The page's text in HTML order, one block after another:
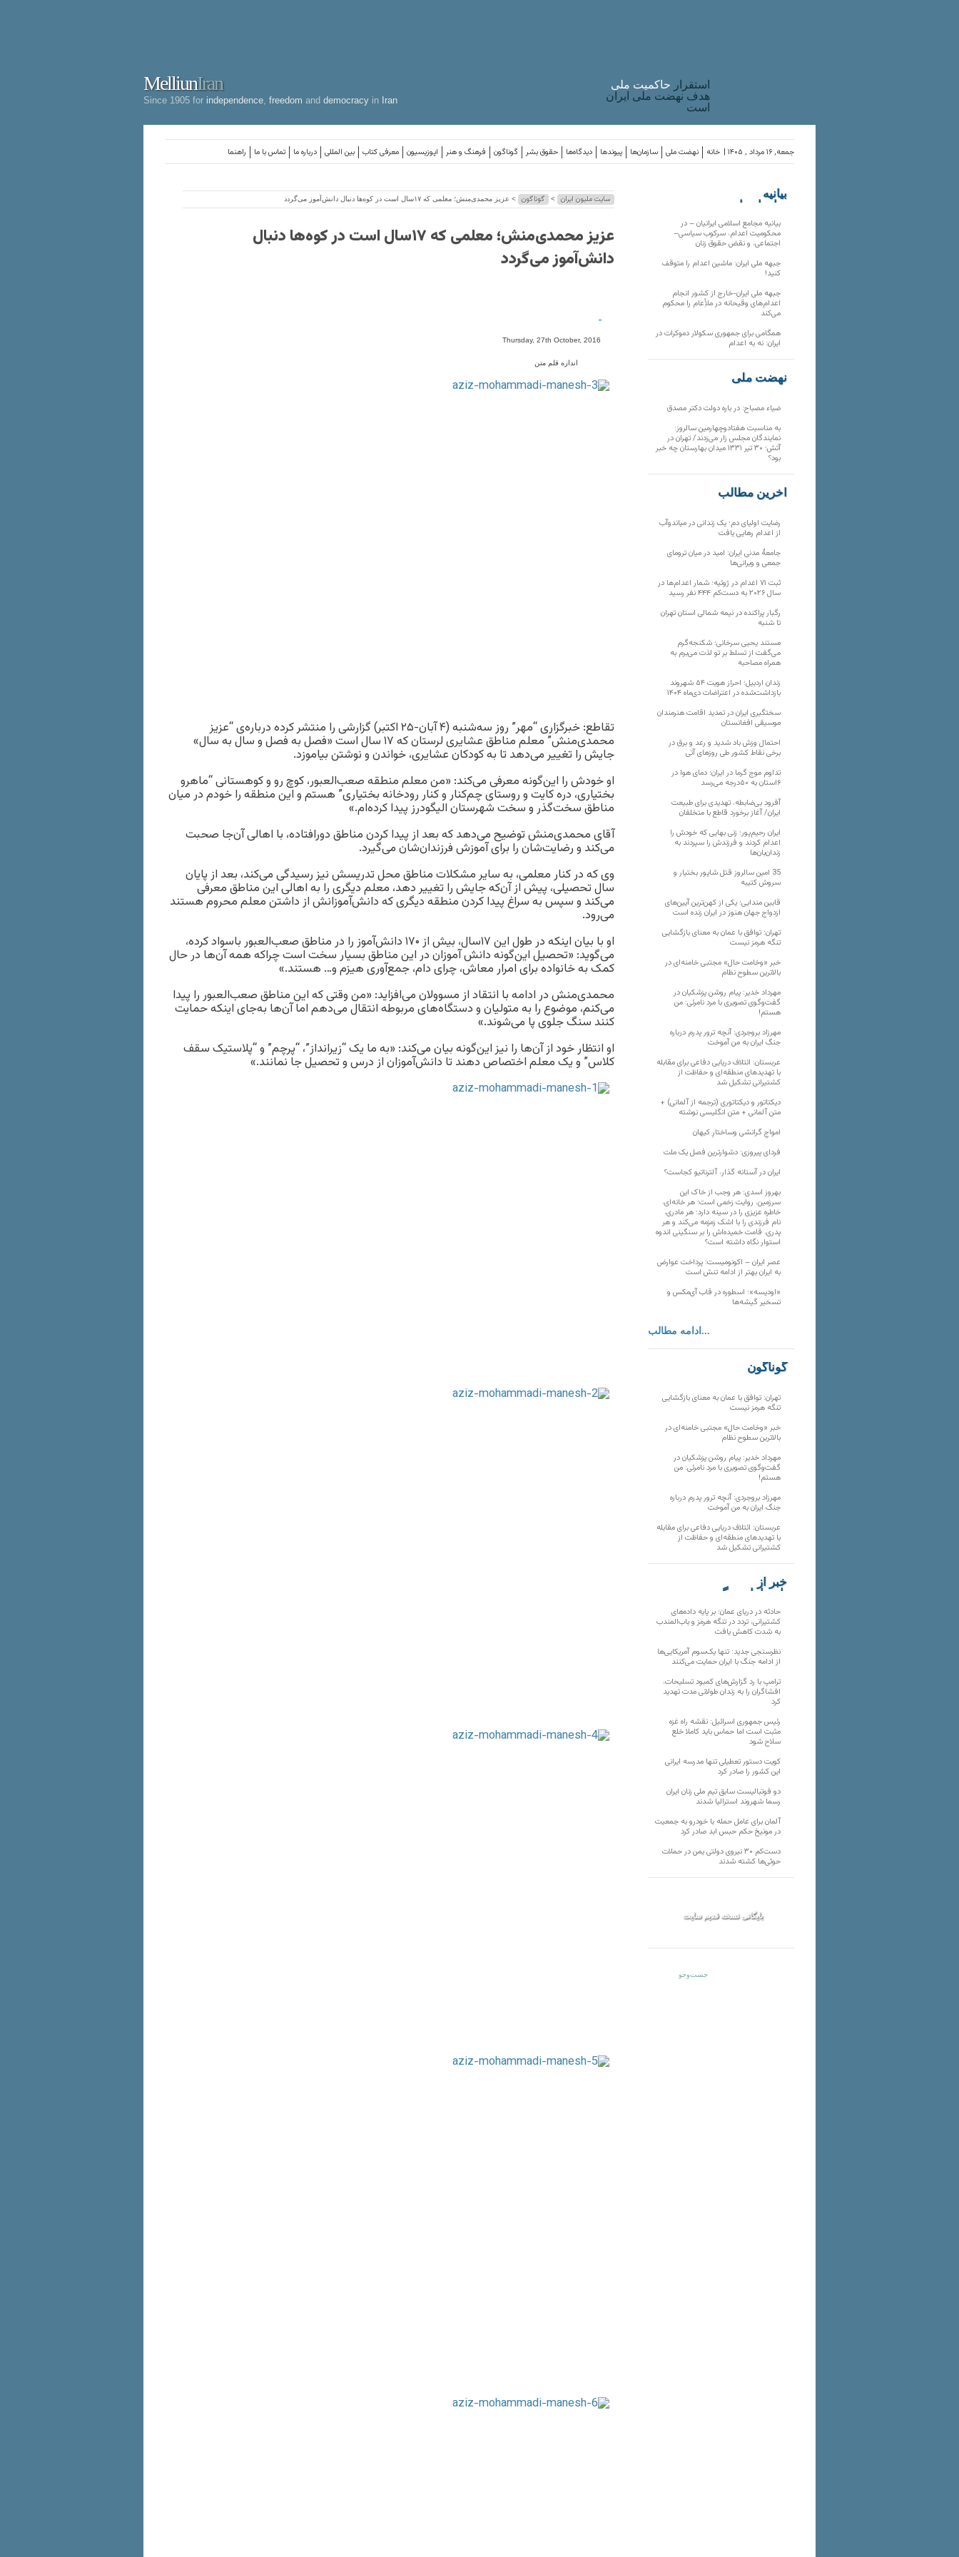
MelliunIran
Since 1905 for independence freedom and democracy in Iran
استقرار حاکميت ملی
هدف نهضت ملی ایران
است
راهنما تماس با ما درباره ما بین المللی معرفی کتاب اپوزیسیون فرهنگ و هنر گوناگون حقوق بشر دیدگاه‌ها پیوندها سازمان‌ها نهضت ملی خانه جمعه, ۱۶ مرداد , ۱۴۰۵ |
سایت ملیون ایران > گوناگون > عزیز محمدی‌منش؛ معلمی که ۱۷سال است در کوه‌ها دنبال دانش‌آموز می‌گردد
عزیز محمدی‌منش؛ معلمی که ۱۷سال است در کوه‌ها دنبال
دانش‌آموز می‌گردد
-
Thursday, 27th October, 2016
اندازه قلم متن
تقاطع: خبرگزاری “مهر” روز سه‌شنبه (۴ آبان-۲۵ اکتبر) گزارشی را منتشر کرده درباره‌ی “عزیز
محمدی‌منش” معلم مناطق عشایری لرستان که ۱۷ سال است «فصل به فصل و سال به سال»
جایش را تغییر می‌دهد تا به کودکان عشایری، خواندن و نوشتن بیاموزد.
او خودش را این‌گونه معرفی می‌کند: «من معلم منطقه صعب‌العبور، کوچ رو و کوهستانی “ماهرو
بختیاری، دره کایت و روستای چم‌کنار و کنار رودخانه بختیاری” هستم و این منطقه را خودم در میان
مناطق سخت‌گذر و سخت شهرستان الیگودرز پیدا کرده‌ام.»
آقای محمدی‌منش توضیح می‌دهد که بعد از پیدا کردن مناطق دورافتاده، با اهالی آن‌جا صحبت
می‌کند و رضایت‌شان را برای آموزش فرزندان‌شان می‌گیرد.
وی که در کنار معلمی، به سایر مشکلات مناطق محل تدریسش نیز رسیدگی می‌کند، بعد از پایان
سال تحصیلی، پیش از آن‌که جایش را تغییر دهد، معلم دیگری را به اهالی این مناطق معرفی
می‌کند و سپس به سراغ پیدا کردن منطقه دیگری که دانش‌آموزانش از داشتن معلم محروم هستند
می‌رود.
او با بیان اینکه در طول این ۱۷سال، بیش از ۱۷۰ دانش‌آموز را در مناطق صعب‌العبور باسواد کرده،
می‌گوید: «تحصیل این‌گونه دانش آموزان در این مناطق بسیار سخت است چراکه همه آن‌ها در حال
کمک به خانواده برای امرار معاش، چرای دام، جمع‌آوری هیزم و… هستند.»
محمدی‌منش در ادامه با انتقاد از مسوولان می‌افزاید: «من وقتی که این مناطق صعب‌العبور را پیدا
می‌کنم، موضوع را به متولیان و دستگاه‌های مربوطه انتقال می‌دهم اما آن‌ها به‌جای اینکه حمایت
کنند سنگ جلوی پا می‌شوند.»
او انتظار خود از آن‌ها را نیز این‌گونه بیان می‌کند: «به ما یک “زیرانداز”، “پرچم” و “پلاستیک سقف
کلاس” و یک معلم اختصاص دهند تا دانش‌آموزان از درس و تحصیل جا نمانند.»
بیانیه
سازمان‌های
بیانیه مجامع اسلامی ایرانیان – در
محکومیت اعدام، سرکوب سیاسی–
اجتماعی، و نقض حقوق زنان
جبهه ملی ایران: ماشین اعدام را متوقف
کنید!
جبهه ملی ایران-خارج از کشور انجام
اعدام‌های وقیحانه در ملأِعام را محکوم
می‌کند
همگامی برای جمهوری سکولار دموکرات در
ایران: نه به اعدام
نهضت ملی
ضیاء مصباح: در باره دولت دکتر مصدق
به مناسبت هفتادوچهارمین سالروز:
نمایندگان مجلس زار می‌زدند/ تهران در
آتش؛ ۳۰ تیر ۱۳۳۱ میدان بهارستان چه خبر
بود؟
آخرین مطالب
رضایت اولیای دم؛ یک زندانی در میاندوآب
از اعدام رهایی یافت
جامعهٔ مدنی ایران: امید در میان ترومای
جمعی و ویرانی‌ها
ثبت ۷۱ اعدام در ژوئیه؛ شمار اعدام‌ها در
سال ۲۰۲۶ به دست‌کم ۴۴۴ نفر رسید
رگبار پراکنده در نیمه شمالی استان تهران
تا شنبه
مستند یحیی سرخانی؛ شکنجه‌گرم
می‌گفت از تسلط بر تو لذت می‌برم به
همراه مصاحبه
زندان اردبیل؛ احراز هویت ۵۴ شهروند
بازداشت‌شده در اعتراضات دی‌ماه ۱۴۰۴
سختگیری ایران در تمدید اقامت هنرمندان
موسیقی افغانستان
احتمال وزش باد شدید و رعد و برق در
برخی نقاط کشور طی روزهای آتی
تداوم موج گرما در ایران؛ دمای هوا در
۶استان به ۵۰درجه می‌رسد
آفرود بی‌ضابطه، تهدیدی برای طبیعت
ایران/ آغاز برخورد قاطع با متخلفان
ایران رحیم‌پور؛ زنی بهایی که خودش را
اعدام کردند و فرزندش را سپردند به
زندان‌بان‌ها
35 امین سالروز قتل شاپور بختیار و
سروش کتیبه
قابین مندایی؛ یکی از کهن‌ترین آیین‌های
ازدواج جهان هنوز در ایران زنده است
تهران: توافق با عمان به معنای بازگشایی
تنگه هرمز نیست
خبر «وخامت حال» مجتبی خامنه‌ای در
بالاترین سطوح نظام
مهرداد خدیر: پیام روشن پزشکیان در
گفت‌و‌گوی تصویری با مرد نامرئی: من
هستم!
مهرزاد بروجردی: آنچه ترور پدرم درباره
جنگ ایران به من آموخت
عربستان: ائتلاف دریایی دفاعی برای مقابله
با تهدیدهای منطقه‌ای و حفاظت از
کشتیرانی تشکیل شد
دیکتاتور و دیکتاتوری (ترجمه از آلمانی) +
متن آلمانی + متن انگلیسی نوشته
‌امواجِ گرانشی وساختارِ کیهان
فردای پیروزی؛ دشوارترین فصل یک ملت
ایران در آستانه گذار، آلترناتیو کجاست؟
بهروز اسدی: هر وجب از خاک‌ این
سرزمین، روایت زخمی است؛ هر خانه‌ای،
خاطره عزیزی را در سینه دارد؛ هر مادری،
نام فرزندی را با اشک زمزمه می‌کند و هر
پدری، قامت خمیده‌اش را بر سنگینی اندوه
استوار نگاه داشته است؟
عصر ایران – اکونومیست: پرداخت عوارض
به ایران بهتر از ادامه تنش است
«اودیسه»؛ اسطوره در قاب آی‌مکس و
تسخیر گیشه‌ها
ادامه مطالب...
گوناگون
تهران: توافق با عمان به معنای بازگشایی
تنگه هرمز نیست
خبر «وخامت حال» مجتبی خامنه‌ای در
بالاترین سطوح نظام
مهرداد خدیر: پیام روشن پزشکیان در
گفت‌و‌گوی تصویری با مرد نامرئی: من
هستم!
مهرزاد بروجردی: آنچه ترور پدرم درباره
جنگ ایران به من آموخت
عربستان: ائتلاف دریایی دفاعی برای مقابله
با تهدیدهای منطقه‌ای و حفاظت از
کشتیرانی تشکیل شد
خبر از
تارنماهای دیگر
حادثه در دریای عمان؛ بر پایه داده‌های
کشتیرانی، تردد در تنگه هرمز و باب‌المندب
به شدت کاهش یافت
نظرسنجی جدید: تنها یک‌سوم آمریکایی‌ها
از ادامه جنگ با ایران حمایت می‌کنند
ترامپ با رد گزارش‌های کمبود تسلیحات،
افشاگران را به زندان طولانی مدت تهدید
کرد
رئیس‌ جمهوری اسرائیل: نقشه راه غزه
مثبت است اما حماس باید کاملا خلع
سلاح شود
کویت دستور تعطیلی تنها مدرسه ایرانی
این کشور را صادر کرد
دو فوتبالیست سابق تیم ملی زنان ایران
رسما شهروند استرالیا شدند
آلمان برای عامل حمله با خودرو به جمعیت
در مونیخ حکم حبس ابد صادر کرد
دست‌کم ۳۰ نیروی دولتی یمن در حملات
حوثی‌ها کشته شدند
بایگانی نسخه قدیم سایت